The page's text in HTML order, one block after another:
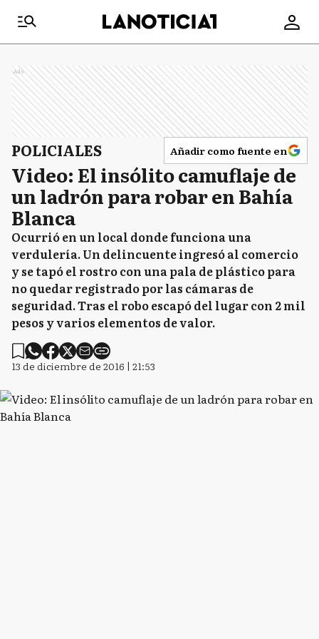
Ads
POLICIALES Añadir como fuente en
Video: El insólito camuflaje de
un ladrón para robar en Bahía
Blanca
Ocurrió en un local donde funciona una
verdulería. Un delincuente ingresó al comercio
y se tapó el rostro con una pala de plástico para
no quedar registrado por las cámaras de
seguridad. Tras el robo escapó del lugar con 2 mil
pesos y varios elementos de valor.
13 de diciembre de 2016 | 21:53